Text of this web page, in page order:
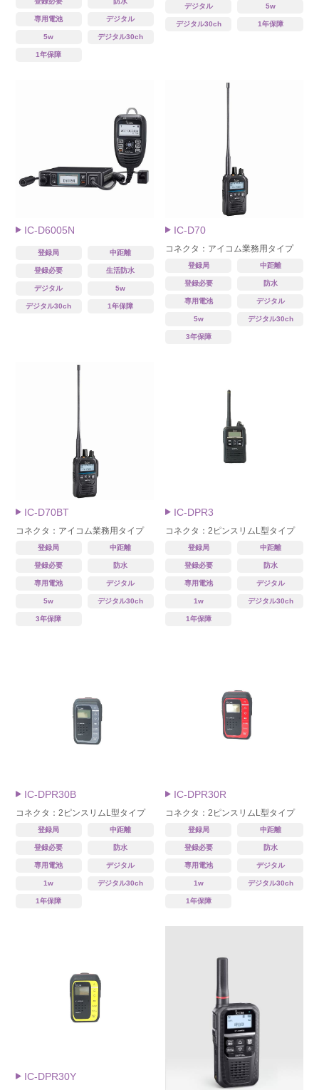
専用電池 デジタル
5w デジタル30ch
1年保障
デジタル 5w
デジタル30ch 1年保障
IC-D6005N
登録局 中距離
登録必要 生活防水
デジタル 5w
デジタル30ch 1年保障
IC-D70
コネクタ：アイコム業務用タイプ
登録局 中距離
登録必要 防水
専用電池 デジタル
5w デジタル30ch
3年保障
IC-D70BT
コネクタ：アイコム業務用タイプ
登録局 中距離
登録必要 防水
専用電池 デジタル
5w デジタル30ch
3年保障
IC-DPR3
コネクタ：2ピンスリムL型タイプ
登録局 中距離
登録必要 防水
専用電池 デジタル
1w デジタル30ch
1年保障
IC-DPR30B
コネクタ：2ピンスリムL型タイプ
登録局 中距離
登録必要 防水
専用電池 デジタル
1w デジタル30ch
1年保障
IC-DPR30R
コネクタ：2ピンスリムL型タイプ
登録局 中距離
登録必要 防水
専用電池 デジタル
1w デジタル30ch
1年保障
IC-DPR30Y